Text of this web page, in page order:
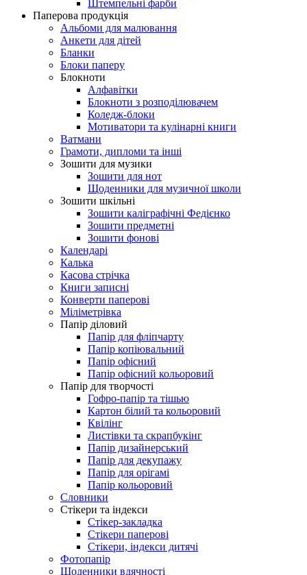
Штемпельні фарби
Паперова продукцiя
Альбоми для малювання
Анкети для дiтей
Бланки
Блоки паперу
Блокноти
Алфавітки
Блокноти з розподілювачем
Коледж-блоки
Мотиватори та кулінарні книги
Ватмани
Грамоти, дипломи та інші
Зошити для музики
Зошити для нот
Щоденники для музичної школи
Зошити шкільні
Зошити каліграфічні Федієнко
Зошити предметні
Зошити фонові
Календарі
Калька
Касова стрічка
Книги записні
Конверти паперові
Міліметрівка
Папір діловий
Папір для фліпчарту
Папір копіювальний
Папір офісний
Папір офісний кольоровий
Папір для творчості
Гофро-папір та тішью
Картон білий та кольоровий
Квілінг
Листівки та скрапбукінг
Папір дизайнерський
Папір для декупажу
Папір для орігамі
Папір кольоровий
Словники
Стікери та індекси
Стікер-закладка
Стікери паперові
Стікери, індекси дитячі
Фотопапір
Щоденники вдячності